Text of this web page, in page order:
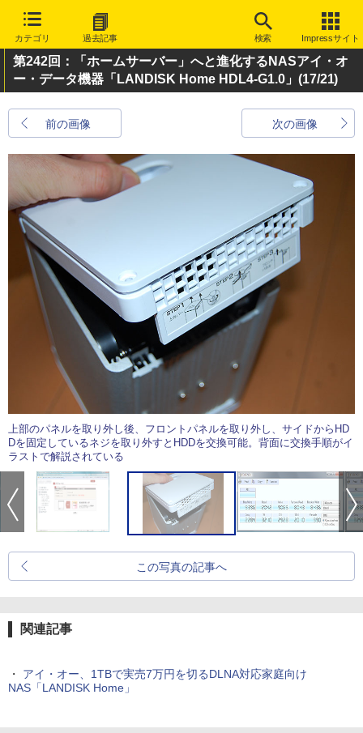
カテゴリ 過去記事 検索 Impressサイト
第242回：「ホームサーバー」へと進化するNASアイ・オ
ー・データ機器「LANDISK Home HDL4-G1.0」 (17/21)
前の画像 次の画像
上部のパネルを取り外し後、フロントパネルを取り外し、サイドからHD
Dを固定しているネジを取り外すとHDDを交換可能。背面に交換手順がイ
ラストで解説されている
この写真の記事へ
関連記事
・ アイ・オー、1TBで実売7万円を切るDLNA対応家庭向け
NAS「LANDISK Home」